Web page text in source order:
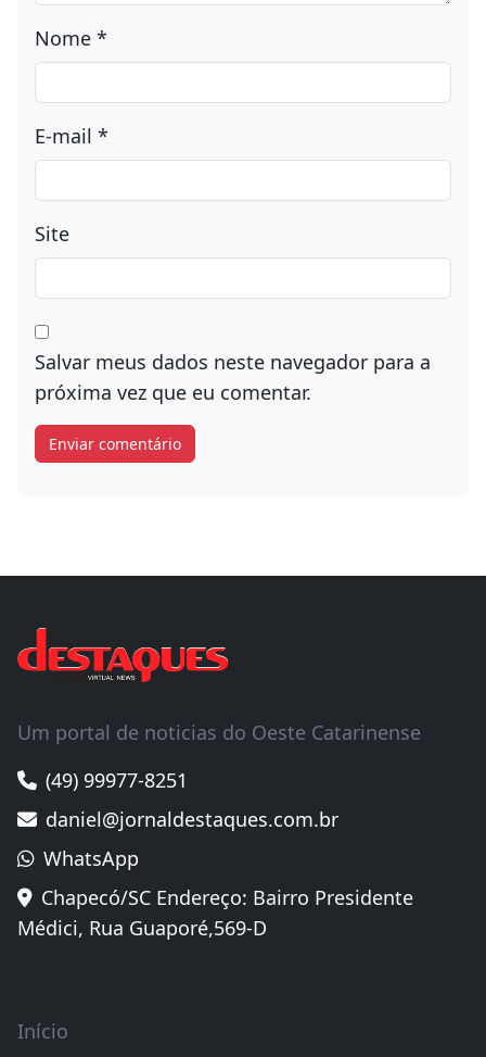
Nome *
E-mail *
Site
Salvar meus dados neste navegador para a
próxima vez que eu comentar.
Um portal de noticias do Oeste Catarinense
(49) 99977-8251
daniel@jornaldestaques.com.br
WhatsApp
Chapecó/SC Endereço: Bairro Presidente
Médici, Rua Guaporé,569-D
Início